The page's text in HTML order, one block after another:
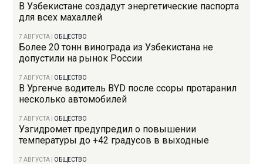
В Узбекистане создадут энергетические паспорта
для всех махаллей
7 АВГУСТА ОБЩЕСТВО
Более 20 тонн винограда из Узбекистана не
допустили на рынок России
7 АВГУСТА ОБЩЕСТВО
В Ургенче водитель BYD после ссоры протаранил
несколько автомобилей
7 АВГУСТА ОБЩЕСТВО
Узгидромет предупредил о повышении
температуры до +42 градусов в выходные
7 АВГУСТА ОБЩЕСТВО